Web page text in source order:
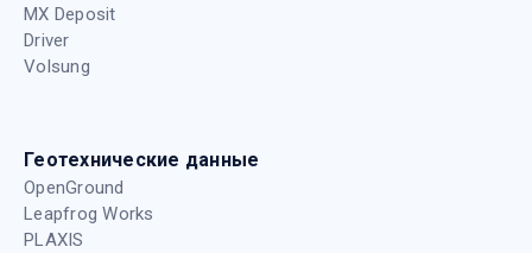
MX Deposit
Driver
Volsung
Геотехнические данные
OpenGround
Leapfrog Works
PLAXIS